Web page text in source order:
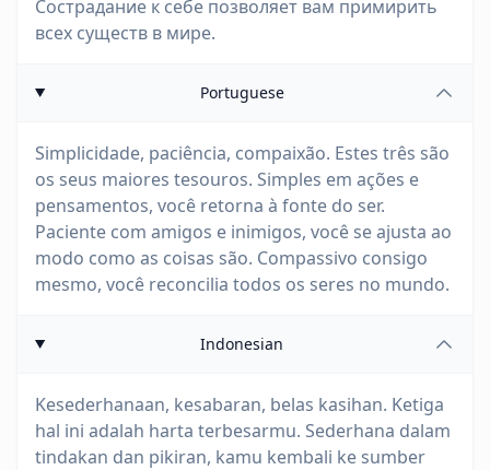
Сострадание к себе позволяет вам примирить
всех существ в мире.
Portuguese
Simplicidade, paciência, compaixão. Estes três são
os seus maiores tesouros. Simples em ações e
pensamentos, você retorna à fonte do ser.
Paciente com amigos e inimigos, você se ajusta ao
modo como as coisas são. Compassivo consigo
mesmo, você reconcilia todos os seres no mundo.
Indonesian
Kesederhanaan, kesabaran, belas kasihan. Ketiga
hal ini adalah harta terbesarmu. Sederhana dalam
tindakan dan pikiran, kamu kembali ke sumber